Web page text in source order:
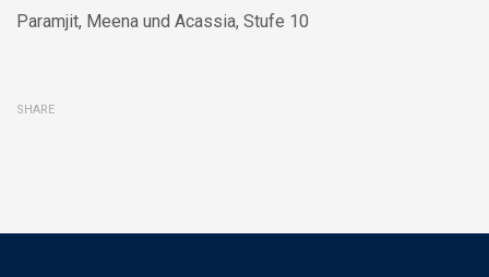
Paramjit, Meena und Acassia, Stufe 10
SHARE